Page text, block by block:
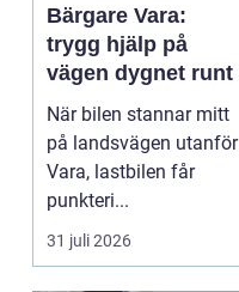
Bärgare Vara:
trygg hjälp på
vägen dygnet runt
När bilen stannar mitt
på landsvägen utanför
Vara, lastbilen får
punkteri...
31 juli 2026